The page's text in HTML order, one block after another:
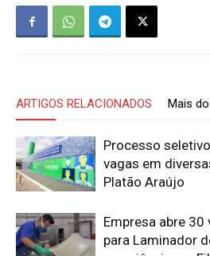
ARTIGOS RELACIONADOS Mais
Processo
vagas em
Platão Araújo
Empresa abre 30
para Laminador